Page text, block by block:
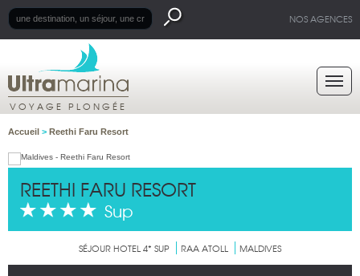
NOS AGENCES
VOYAGE PLONGÉE
Accueil > Reethi Faru Resort
REETHI FARU RESORT
Sup
SÉJOUR HOTEL 4* SUP RAA ATOLL MALDIVES